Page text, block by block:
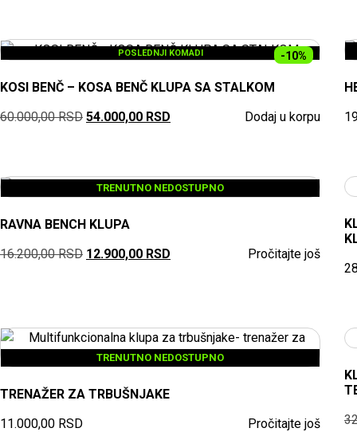
POSLEDNJI KOMADI -10%
KOSI BENČ – KOSA BENČ KLUPA SA STALKOM
60.000,00RSD 54.000,00 RSD Dodaj u korpu
TRENUTNO NEDOSTUPNO
RAVNA BENCH KLUPA
16.200,00RSD 12.900,00 RSD Pročitajte još
TRENUTNO NEDOSTUPNO
TRENAŽER ZA TRBUŠNJAKE
11.000,00 RSD Pročitajte još